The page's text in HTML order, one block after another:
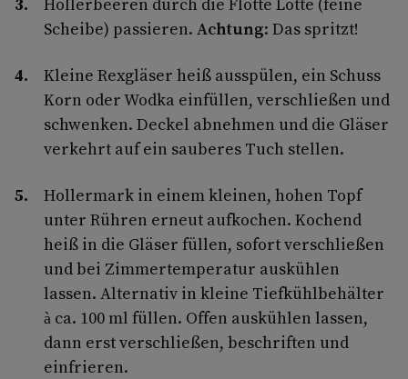
Scheibe) passieren. Achtung: Das spritzt!
Kleine Rexgläser heiß ausspülen, ein Schuss
Korn oder Wodka einfüllen, verschließen und
schwenken. Deckel abnehmen und die Gläser
verkehrt auf ein sauberes Tuch stellen.
Hollermark in einem kleinen, hohen Topf
unter Rühren erneut aufkochen. Kochend
heiß in die Gläser füllen, sofort verschließen
und bei Zimmertemperatur auskühlen
lassen. Alternativ in kleine Tiefkühlbehälter
à ca. 100 ml füllen. Offen auskühlen lassen,
dann erst verschließen, beschriften und
einfrieren.